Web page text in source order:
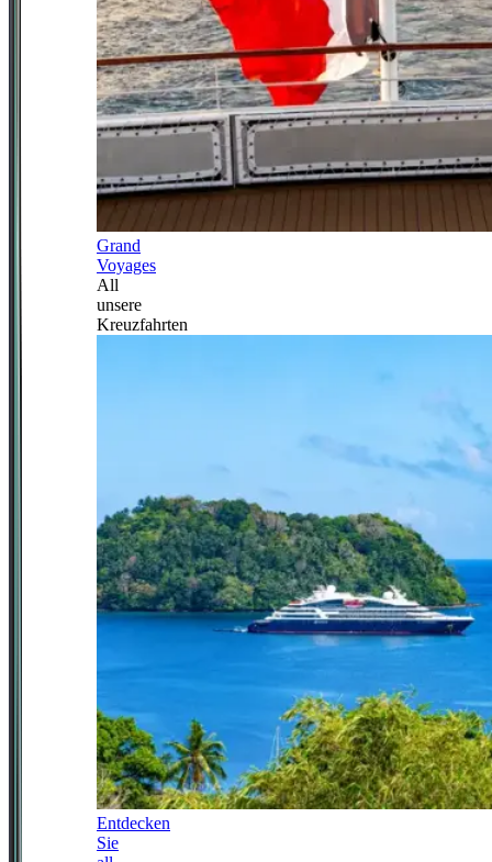
Grand
Voyages
All
unsere
Kreuzfahrten
Entdecken
Sie